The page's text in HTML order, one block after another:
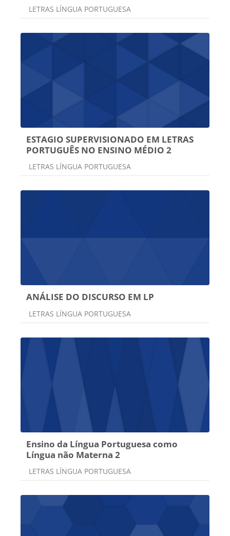
Categoria do curso
LETRAS LÍNGUA PORTUGUESA
ESTAGIO SUPERVISIONADO EM LETRAS
PORTUGUÊS NO ENSINO MÉDIO 2
Categoria do curso
LETRAS LÍNGUA PORTUGUESA
ANÁLISE DO DISCURSO EM LP
Categoria do curso
LETRAS LÍNGUA PORTUGUESA
Ensino da Língua Portuguesa como
Língua não Materna 2
Categoria do curso
LETRAS LÍNGUA PORTUGUESA